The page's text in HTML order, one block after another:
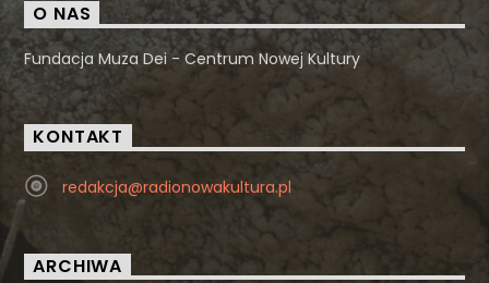
O NAS
Fundacja Muza Dei - Centrum Nowej Kultury
KONTAKT
redakcja@radionowakultura.pl
ARCHIWA